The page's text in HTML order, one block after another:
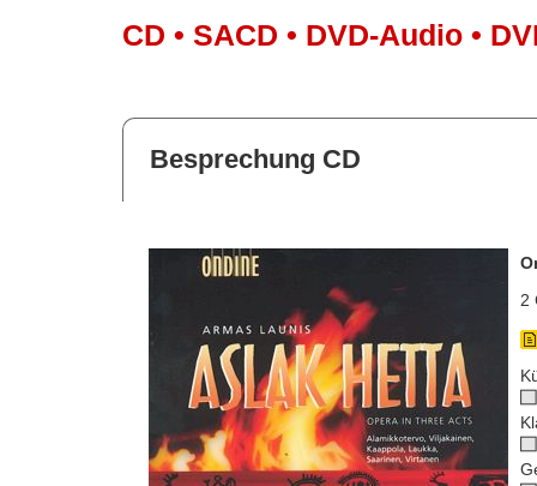
CD • SACD • DVD-Audio •
Besprechung CD
2